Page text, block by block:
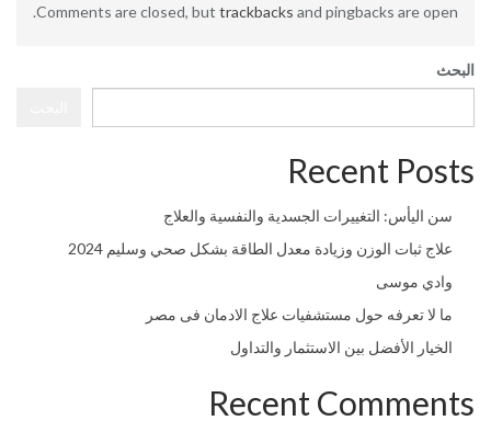
Comments are closed, but trackbacks and pingbacks are open.
البحث
Recent Posts
سن اليأس: التغييرات الجسدية والنفسية والعلاج
علاج ثبات الوزن وزيادة معدل الطاقة بشكل صحي وسليم 2024
وادي موسى
ما لا تعرفه حول مستشفيات علاج الادمان فى مصر
الخيار الأفضل بين الاستثمار والتداول
Recent Comments